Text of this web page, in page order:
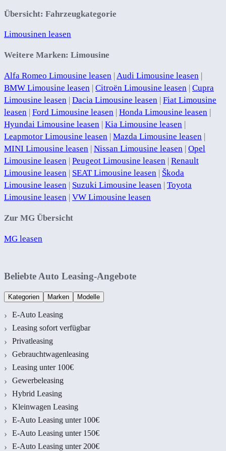
Übersicht: Fahrzeugkategorie
Limousinen leasen
Weitere Marken: Limousine
Alfa Romeo Limousine leasen | Audi Limousine leasen |
BMW Limousine leasen | Citroën Limousine leasen | Cupra
Limousine leasen | Dacia Limousine leasen | Fiat Limousine
leasen | Ford Limousine leasen | Honda Limousine leasen |
Hyundai Limousine leasen | Kia Limousine leasen |
Leapmotor Limousine leasen | Mazda Limousine leasen |
MINI Limousine leasen | Nissan Limousine leasen | Opel
Limousine leasen | Peugeot Limousine leasen | Renault
Limousine leasen | SEAT Limousine leasen | Škoda
Limousine leasen | Suzuki Limousine leasen | Toyota
Limousine leasen | VW Limousine leasen
Zur MG Übersicht
MG leasen
Beliebte Auto Leasing-Angebote
Kategorien Marken Modelle
E-Auto Leasing
Leasing sofort verfügbar
Privatleasing
Gebrauchtwagenleasing
Leasing unter 100€
Gewerbeleasing
Hybrid Leasing
Kleinwagen Leasing
E-Auto Leasing unter 100€
E-Auto Leasing unter 150€
E-Auto Leasing unter 200€